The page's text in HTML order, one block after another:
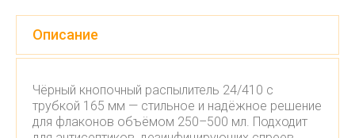
Описание
Чёрный кнопочный распылитель 24/410 с
трубкой 165 мм — стильное и надёжное решение
для флаконов объёмом 250–500 мл. Подходит